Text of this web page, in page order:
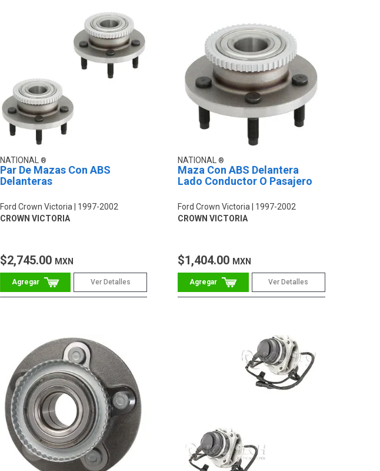
NATIONAL
Par De Mazas Con ABS
Delanteras
Ford Crown Victoria
1997-2002
CROWN VICTORIA
$2,745.00 MXN
Ver Detalles
NATIONAL
Maza Con ABS Delantera
Lado Conductor O Pasajero
Ford Crown Victoria
1997-2002
CROWN VICTORIA
$1,404.00 MXN
Ver Detalles